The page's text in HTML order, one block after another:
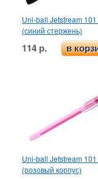
Uni-ball Jetstream
(синий стержень)
114 р. в
Uni-ball Jetstream
(розовый корпус)